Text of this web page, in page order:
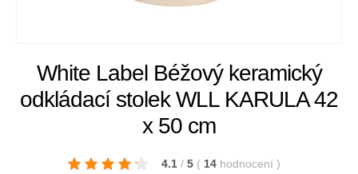
White Label Béžový keramický
odkládací stolek WLL KARULA 42
x 50 cm
4.1 / 5 ( 14 hodnocení )